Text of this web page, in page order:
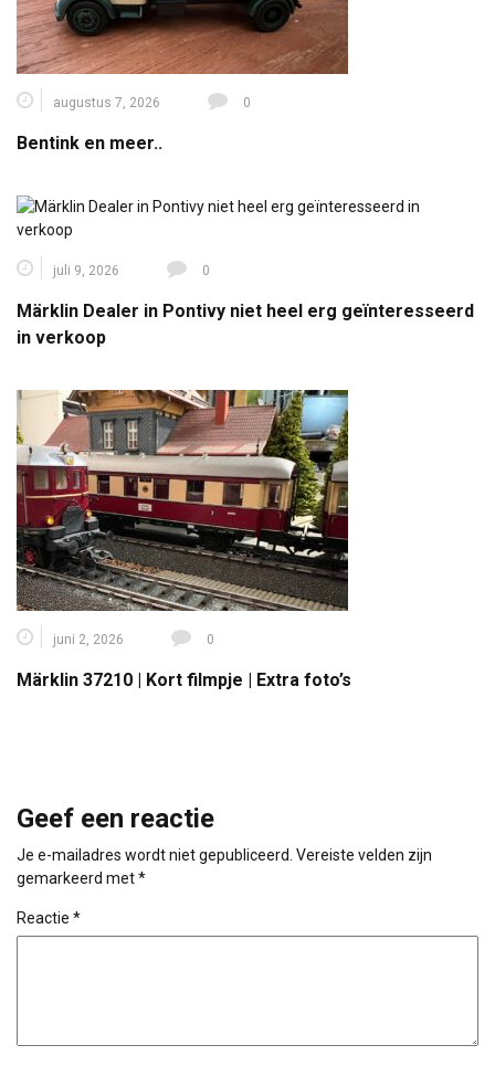
augustus 7, 2026 0
Bentink en meer..
juli 9, 2026 0
Märklin Dealer in Pontivy niet heel erg geïnteresseerd
in verkoop
juni 2, 2026 0
Märklin 37210 | Kort filmpje | Extra foto’s
Geef een reactie
Je e-mailadres wordt niet gepubliceerd. Vereiste velden zijn
gemarkeerd met*
Reactie *